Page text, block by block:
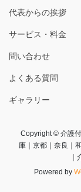
代表からの挨拶
サービス・料金
問い合わせ
よくある質問
ギャラリー
Copyright © 介護
庫｜京都｜奈良｜
｜
Powered by